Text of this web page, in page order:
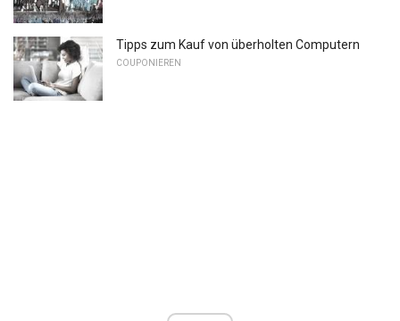
Tipps zum Kauf von überholten Computern
COUPONIEREN